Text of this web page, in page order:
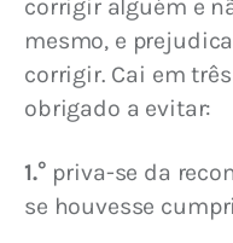
corrigir alguém e
mesmo, e
corrigir. Cai em
obrigado a evitar:
1.° priva-se da
se houvesse